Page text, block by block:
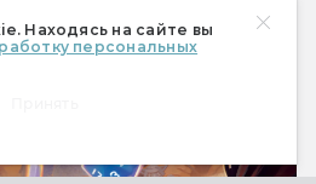
Находясь на сайте вы
персональных